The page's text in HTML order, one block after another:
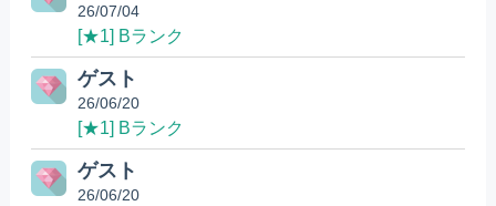
26/07/04
[★1] Bランク
ゲスト
26/06/20
[★1] Bランク
ゲスト
26/06/20